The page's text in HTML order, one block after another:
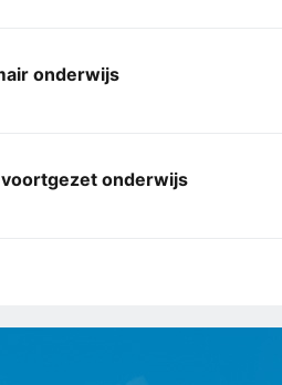
onderwijs
onderwijs